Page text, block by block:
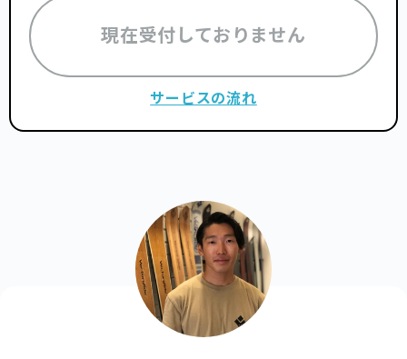
現在受付しておりません
サービスの流れ